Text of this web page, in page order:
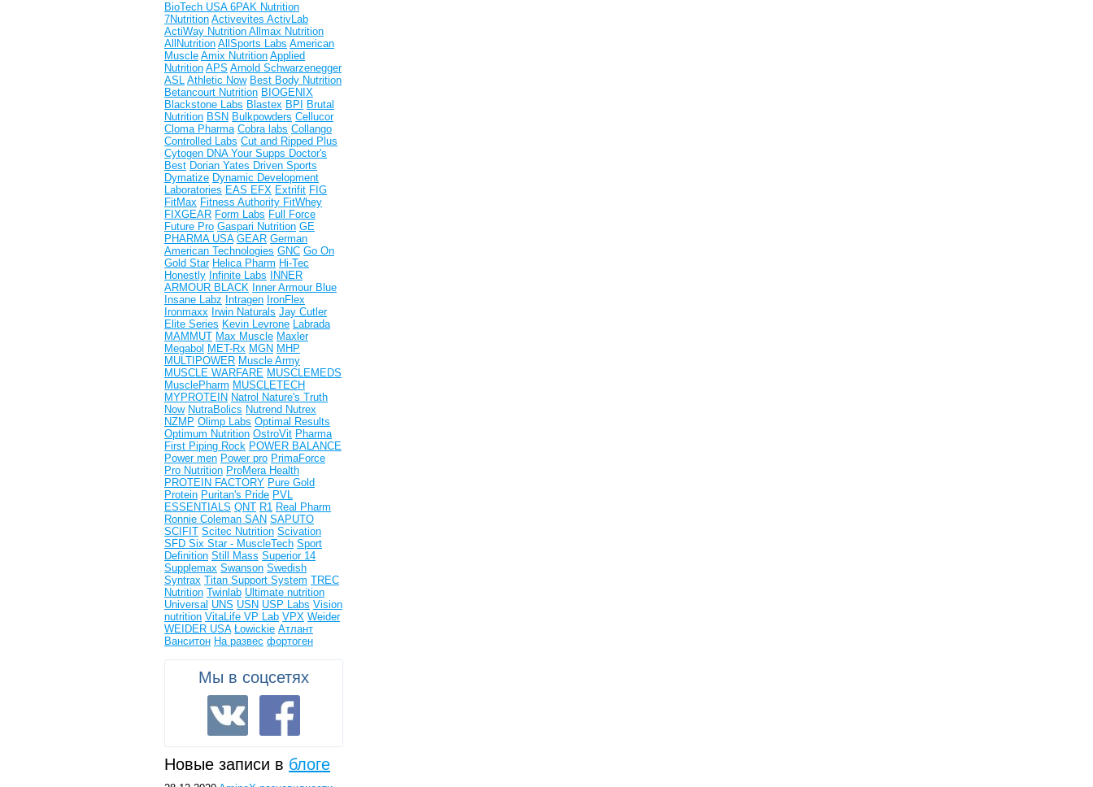
BioTech USA 6PAK Nutrition
7Nutrition Activevites ActivLab
ActiWay Nutrition Allmax Nutrition
AllNutrition AllSports Labs American
Muscle Amix Nutrition Applied
Nutrition APS Arnold Schwarzenegger
ASL Athletic Now Best Body Nutrition
Betancourt Nutrition BIOGENIX
Blackstone Labs Blastex BPI
Brutal
Nutrition BSN Bulkpowders Cellucor
Cloma Pharma Cobra labs Collango
Controlled Labs Cut and Ripped Plus
Cytogen DNA Your Supps Doctor's
Best Dorian Yates Driven Sports
Dymatize Dynamic Development
Laboratories EAS EFX Extrifit FIG
FitMax Fitness Authority FitWhey
FIXGEAR Form Labs Full Force
Future Pro Gaspari Nutrition GE
PHARMA USA GEAR German
American Technologies GNC Go On
Gold Star Helica Pharm Hi-Tec
Honestly Infinite Labs
INNER
ARMOUR BLACK Inner Armour Blue
Insane Labz Intragen IronFlex
Ironmaxx Irwin Naturals Jay Cutler
Elite Series Kevin Levrone Labrada
MAMMUT Max Muscle Maxler
Megabol MET-Rx MGN MHP
MULTIPOWER Muscle Army
MUSCLE WARFARE MUSCLEMEDS
MusclePharm MUSCLETECH
MYPROTEIN Natrol Nature's Truth
Now NutraBolics Nutrend Nutrex
NZMP Olimp Labs Optimal Results
Optimum Nutrition OstroVit Pharma
First Piping Rock POWER BALANCE
Power men Power pro PrimaForce
Pro Nutrition ProMera Health
PROTEIN FACTORY Pure Gold
Protein Puritan's Pride PVL
ESSENTIALS QNT R1 Real Pharm
Ronnie Coleman SAN SAPUTO
SCIFIT Scitec Nutrition Scivation
SFD Six Star - MuscleTech Sport
Definition Still Mass Superior 14
Supplemax Swanson Swedish
Syntrax Titan Support System TREC
Nutrition Twinlab Ultimate nutrition
Universal UNS USN USP Labs Vision
nutrition VitaLife VP Lab VPX Weider
WEIDER USA Łowickie Атлант
Ванситон На развес фортоген
Мы в соцсетях
Новые записи в блоге